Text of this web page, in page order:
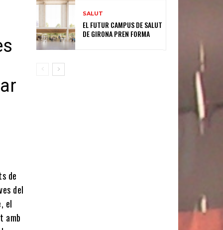
de
del
el
amb
SALUT
EL FUTUR CAMPUS DE SALUT
DE GIRONA PREN FORMA